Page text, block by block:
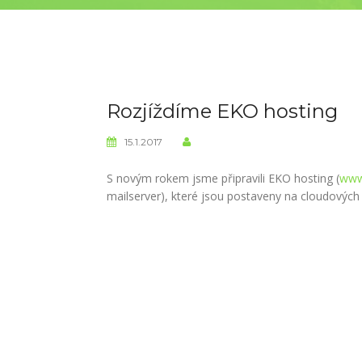
Rozjíždíme EKO hosting
15.1.2017
S novým rokem jsme připravili EKO hosting (
mailserver), které jsou postaveny na